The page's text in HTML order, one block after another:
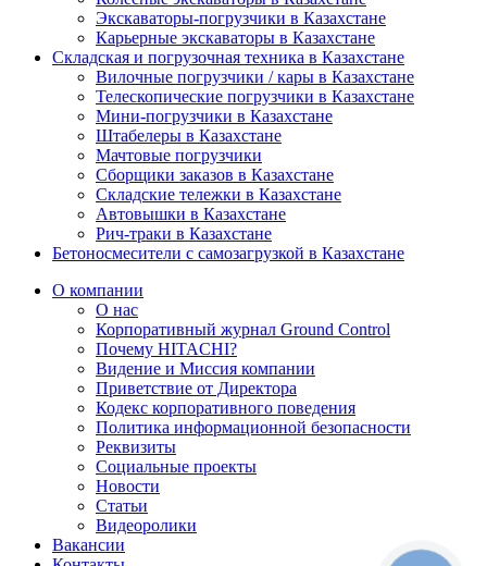
Экскаваторы-погрузчики в Казахстане
Карьерные экскаваторы в Казахстане
Складская и погрузочная техника в Казахстане
Вилочные погрузчики / кары в Казахстане
Телескопические погрузчики в Казахстане
Мини-погрузчики в Казахстане
Штабелеры в Казахстане
Мачтовые погрузчики
Сборщики заказов в Казахстане
Складские тележки в Казахстане
Автовышки в Казахстане
Рич-траки в Казахстане
Бетоносмесители с самозагрузкой в Казахстане
О компании
О нас
Корпоративный журнал Ground Control
Почему HITACHI?
Видение и Миссия компании
Приветствие от Директора
Кодекс корпоративного поведения
Политика информационной безопасности
Реквизиты
Социальные проекты
Новости
Статьи
Видеоролики
Вакансии